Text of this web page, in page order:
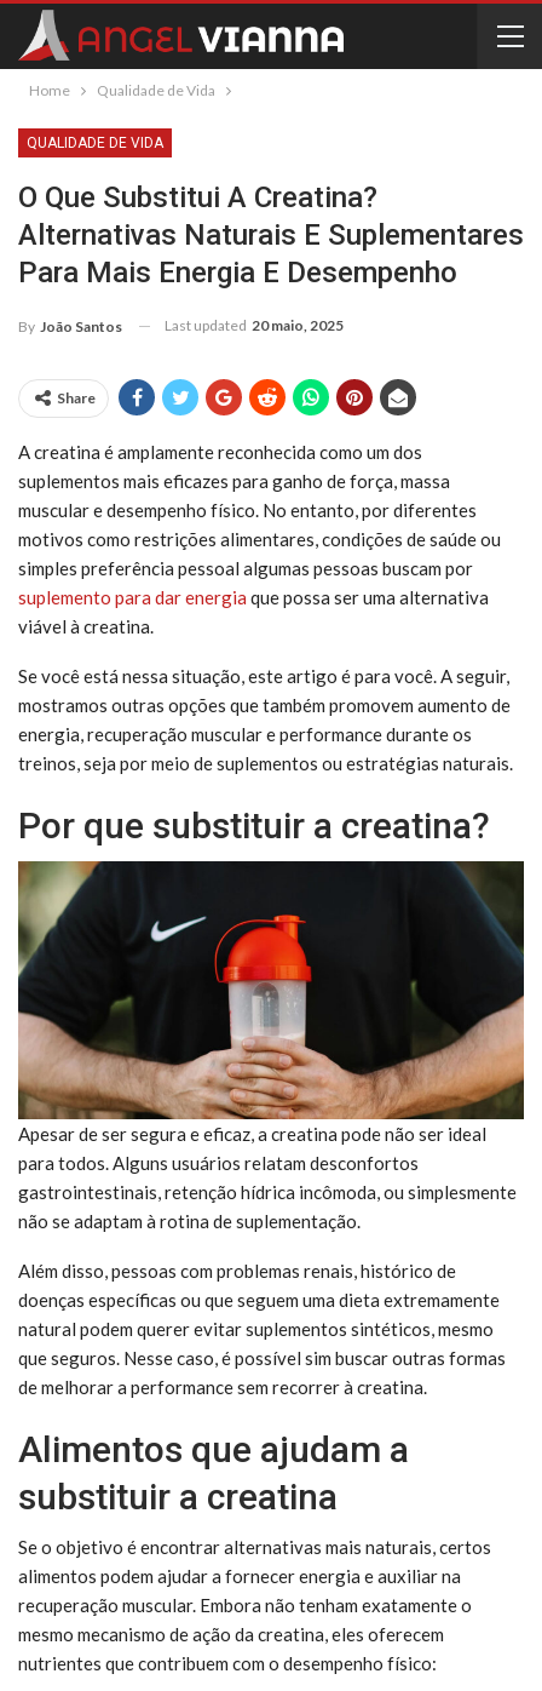
Home Qualidade de Vida
QUALIDADE DE VIDA
O Que Substitui A Creatina?
Alternativas Naturais E Suplementares
Para Mais Energia E Desempenho
By João Santos Last updated 20 maio, 2025
Share
A creatina é amplamente reconhecida como um dos
suplementos mais eficazes para ganho de força, massa
muscular e desempenho físico. No entanto, por diferentes
motivos como restrições alimentares, condições de saúde ou
simples preferência pessoal algumas pessoas buscam por
suplemento para dar energia que possa ser uma alternativa
viável à creatina.
Se você está nessa situação, este artigo é para você. A seguir,
mostramos outras opções que também promovem aumento de
energia, recuperação muscular e performance durante os
treinos, seja por meio de suplementos ou estratégias naturais.
Por que substituir a creatina?
Apesar de ser segura e eficaz, a creatina pode não ser ideal
para todos. Alguns usuários relatam desconfortos
gastrointestinais, retenção hídrica incômoda, ou simplesmente
não se adaptam à rotina de suplementação.
Além disso, pessoas com problemas renais, histórico de
doenças específicas ou que seguem uma dieta extremamente
natural podem querer evitar suplementos sintéticos, mesmo
que seguros. Nesse caso, é possível sim buscar outras formas
de melhorar a performance sem recorrer à creatina.
Alimentos que ajudam a
substituir a creatina
Se o objetivo é encontrar alternativas mais naturais, certos
alimentos podem ajudar a fornecer energia e auxiliar na
recuperação muscular. Embora não tenham exatamente o
mesmo mecanismo de ação da creatina, eles oferecem
nutrientes que contribuem com o desempenho físico: